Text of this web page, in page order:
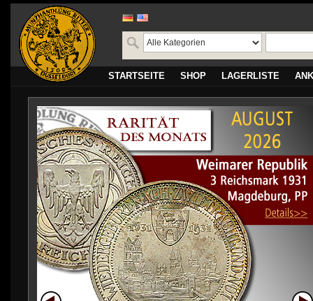
STARTSEITE SHOP LAGERLISTE